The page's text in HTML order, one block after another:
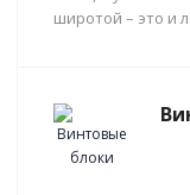
широтой – это и